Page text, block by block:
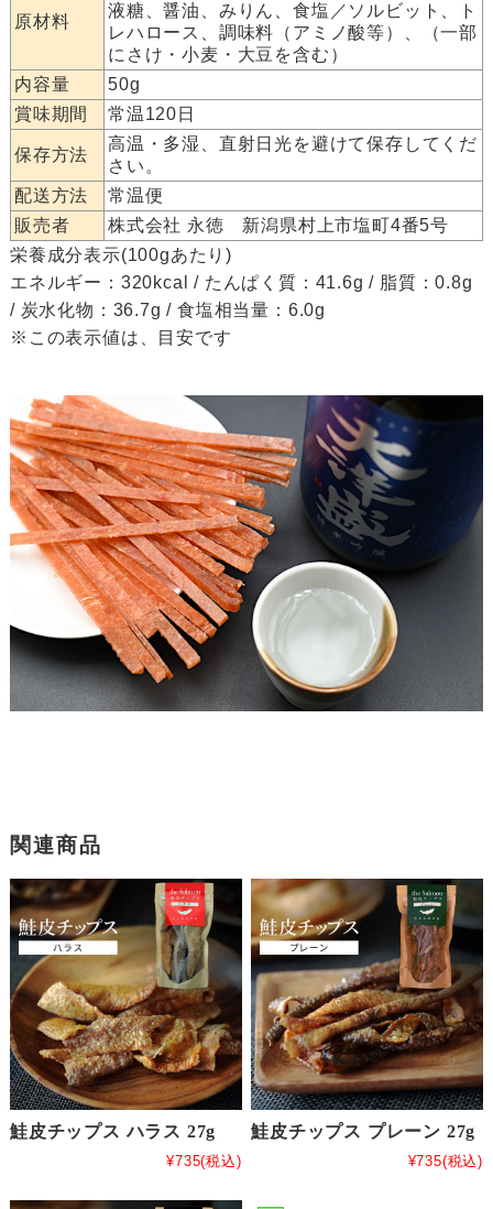
原材料
液糖、醤油、みりん、食塩／ソルビット、ト
レハロース、調味料（アミノ酸等）、（一部
にさけ・小麦・大豆を含む）
内容量
50g
賞味期間
常温120日
保存方法
高温・多湿、直射日光を避けて保存してくだ
さい。
配送方法
常温便
販売者
株式会社 永徳 新潟県村上市塩町4番5号
栄養成分表示(100gあたり)
エネルギー：320kcal / たんぱく質：41.6g / 脂質：0.8g
/ 炭水化物：36.7g / 食塩相当量：6.0g
※この表示値は、目安です
関連商品
鮭皮チップス ハラス 27g
¥735(税込)
鮭皮チップス プレーン 27g
¥735(税込)